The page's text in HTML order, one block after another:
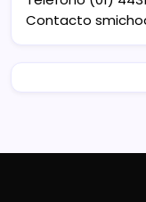
Contacto